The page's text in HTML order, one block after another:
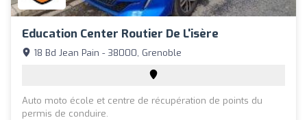
Education Center Routier De L'isère
18 Bd Jean Pain - 38000, Grenoble
Auto moto école et centre de récupération de points du
permis de conduire.